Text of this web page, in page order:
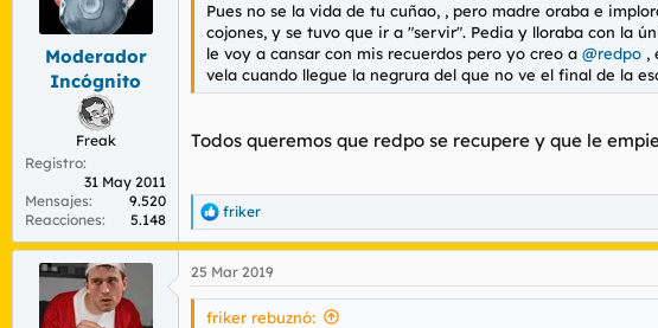
e
Moderador
Incógnito
Freak
Registro
31 May 2011
Mensajes
9.520
Reacciones
5.148
Pues no se la vida de tu cuñao, , pero madre oraba e
cojones, y se tuvo que ir a "servir". Pedia y lloraba con la
le voy a cansar con mis recuerdos pero yo creo a @redpo ,
vela cuando llegue la negrura del que no ve el final de la
Todos queremos que redpo se recupere y que le
R
e
a
c
c
friker
25 Mar 2019
friker rebuznó: